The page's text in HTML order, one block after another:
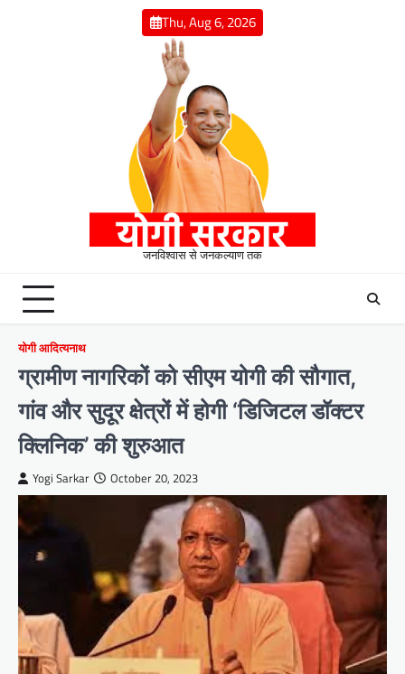
Thu, Aug 6, 2026
जनविश्वास से जनकल्याण तक
योगी आदित्यनाथ
ग्रामीण नागरिकों को सीएम योगी की सौगात,
गांव और सुदूर क्षेत्रों में होगी ‘डिजिटल डॉक्टर
क्लिनिक’ की शुरुआत
Yogi Sarkar October 20, 2023